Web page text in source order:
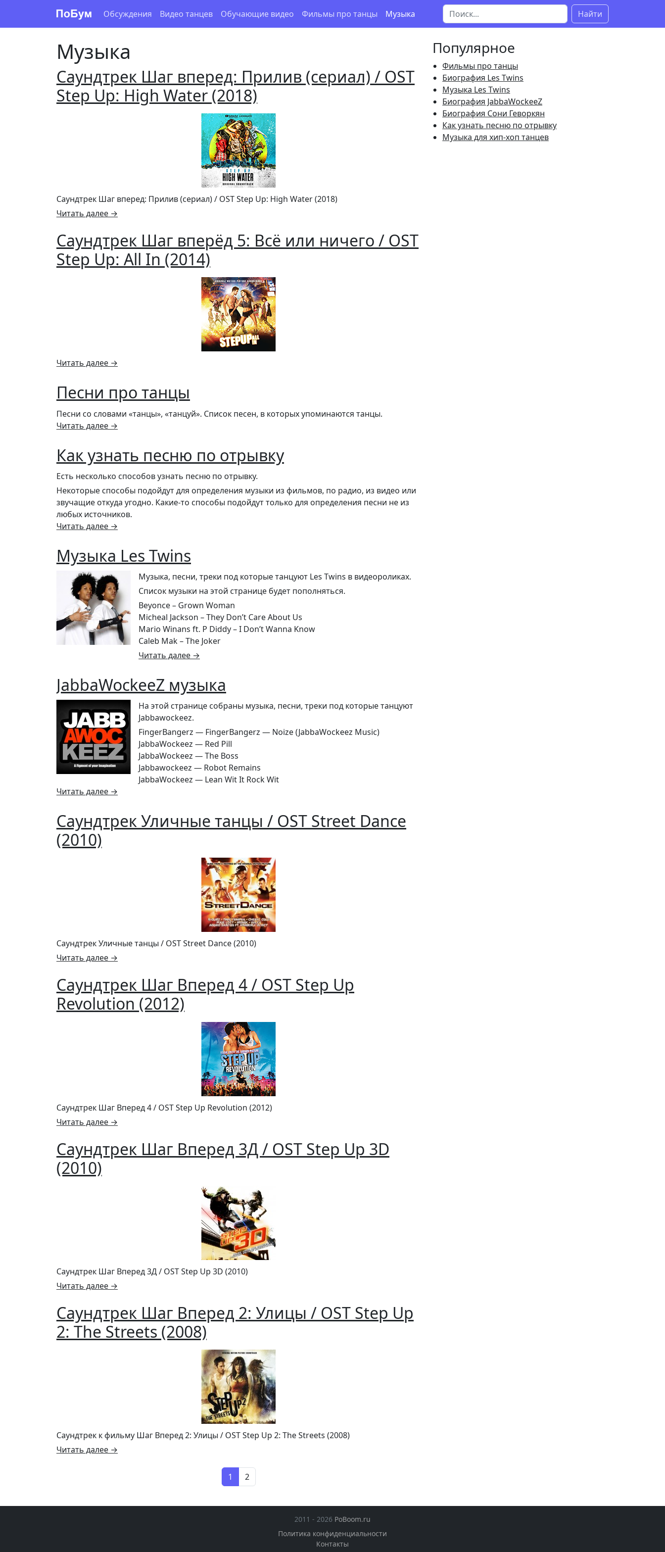
Обсуждения Видео танцев Обучающие видео Фильмы про танцы Музыка Найти
Музыка
Саундтрек Шаг вперед: Прилив (сериал) / OST
Step Up: High Water (2018)
Саундтрек Шаг вперед: Прилив (сериал) / OST Step Up: High Water (2018)
Читать далее →
Саундтрек Шаг вперёд 5: Всё или ничего / OST
Step Up: All In (2014)
Читать далее →
Песни про танцы
Песни со словами «танцы», «танцуй». Список песен, в которых упоминаются танцы.
Читать далее →
Как узнать песню по отрывку
Есть несколько способов узнать песню по отрывку.
Некоторые способы подойдут для определения музыки из фильмов, по радио, из видео или
звучащие откуда угодно. Какие-то способы подойдут только для определения песни не из
любых источников.
Читать далее →
Музыка Les Twins
Музыка, песни, треки под которые танцуют Les Twins в видеороликах.
Список музыки на этой странице будет пополняться.
Beyonce – Grown Woman
Micheal Jackson – They Don’t Care About Us
Mario Winans ft. P Diddy – I Don’t Wanna Know
Caleb Mak – The Joker
Читать далее →
JabbaWockeeZ музыка
На этой странице собраны музыка, песни, треки под которые танцуют
Jabbawockeez.
FingerBangerz — FingerBangerz — Noize (JabbaWockeez Music)
JabbaWockeez — Red Pill
JabbaWockeez — The Boss
Jabbawockeez — Robot Remains
JabbaWockeez — Lean Wit It Rock Wit
Читать далее →
Саундтрек Уличные танцы / OST Street Dance
(2010)
Саундтрек Уличные танцы / OST Street Dance (2010)
Читать далее →
Саундтрек Шаг Вперед 4 / OST Step Up
Revolution (2012)
Саундтрек Шаг Вперед 4 / OST Step Up Revolution (2012)
Читать далее →
Саундтрек Шаг Вперед 3Д / OST Step Up 3D
(2010)
Саундтрек Шаг Вперед 3Д / OST Step Up 3D (2010)
Читать далее →
Саундтрек Шаг Вперед 2: Улицы / OST Step Up
2: The Streets (2008)
Саундтрек к фильму Шаг Вперед 2: Улицы / OST Step Up 2: The Streets (2008)
Читать далее →
1 2
Популярное
Фильмы про танцы
Биография Les Twins
Музыка Les Twins
Биография JabbaWockeeZ
Биография Сони Геворкян
Как узнать песню по отрывку
Музыка для хип-хоп танцев
2011 - 2026 PoBoom.ru
Политика конфиденциальности
Контакты